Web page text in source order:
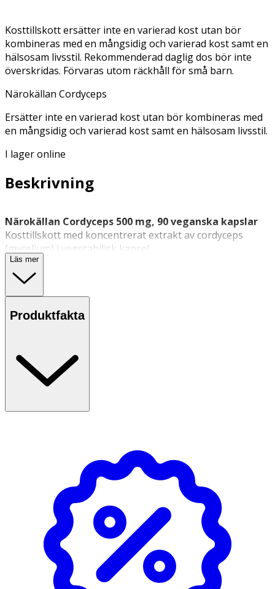
Kosttillskott ersätter inte en varierad kost utan bör
kombineras med en mångsidig och varierad kost samt en
hälsosam livsstil. Rekommenderad daglig dos bör inte
överskridas. Förvaras utom räckhåll för små barn.
Närokällan Cordyceps
Ersätter inte en varierad kost utan bör kombineras med
en mångsidig och varierad kost samt en hälsosam livsstil.
I lager online
Beskrivning
Närokällan Cordyceps 500 mg, 90 veganska kapslar
Kosttillskott med koncentrerat extrakt av cordyceps
(mycelium) i vegetabilisk kapsel.
Närokällans
framtaget från mycelium, svampens rotsystemsliknande
nätverk.
Egenskaper
· Standardiserat innehåll av polysackarider och
betaglukaner
· 1 kapsel dagligen vid frukost eller lunch.
Observera:
· Rekommenderas inte vid graviditet, amning eller vid
autoimmuna sjukdomar.
· Bör inte tas inom två veckor före planerad operation.
· Rådgör med läkare vid samtidig
Läs mer
Produktfakta